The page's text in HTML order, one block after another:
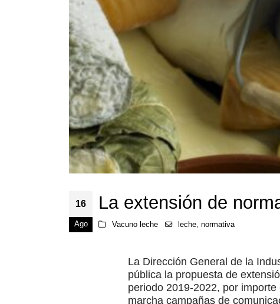
16
Ago
La extensión de
Vacuno leche leche ,normativa
La Dirección General de la
pública la propuesta de
periodo 2019-2022, por
marcha campañas de